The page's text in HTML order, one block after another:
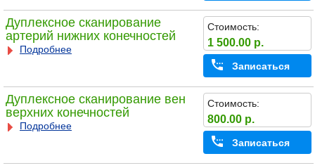
Дуплексное сканирование
артерий нижних конечностей
Подробнее
Стоимость:
1 500.00 р.
Записаться
Дуплексное сканирование вен
верхних конечностей
Подробнее
Стоимость:
800.00 р.
Записаться